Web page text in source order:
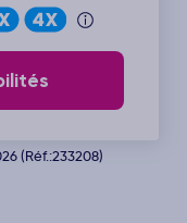
(Réf.:233208)